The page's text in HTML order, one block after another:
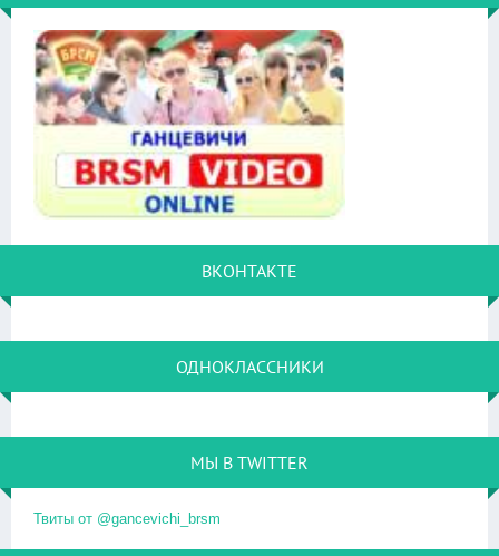
ВКОНТАКТЕ
ОДНОКЛАССНИКИ
МЫ В TWITTER
Твиты от @gancevichi_brsm